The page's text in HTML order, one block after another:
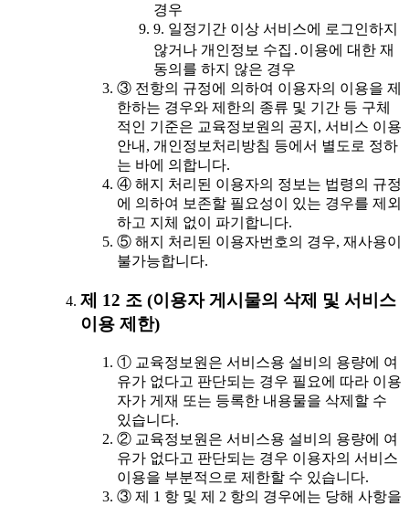
경우
9. 일정기간 이상 서비스에 로그인하지
않거나 개인정보 수집․이용에 대한 재
동의를 하지 않은 경우
③ 전항의 규정에 의하여 이용자의 이용을 제
한하는 경우와 제한의 종류 및 기간 등 구체
적인 기준은 교육정보원의 공지, 서비스 이용
안내, 개인정보처리방침 등에서 별도로 정하
는 바에 의합니다.
④ 해지 처리된 이용자의 정보는 법령의 규정
에 의하여 보존할 필요성이 있는 경우를 제외
하고 지체 없이 파기합니다.
⑤ 해지 처리된 이용자번호의 경우, 재사용이
불가능합니다.
제 12 조 (이용자 게시물의 삭제 및 서비스
이용 제한)
① 교육정보원은 서비스용 설비의 용량에 여
유가 없다고 판단되는 경우 필요에 따라 이용
자가 게재 또는 등록한 내용물을 삭제할 수
있습니다.
② 교육정보원은 서비스용 설비의 용량에 여
유가 없다고 판단되는 경우 이용자의 서비스
이용을 부분적으로 제한할 수 있습니다.
③ 제 1 항 및 제 2 항의 경우에는 당해 사항을